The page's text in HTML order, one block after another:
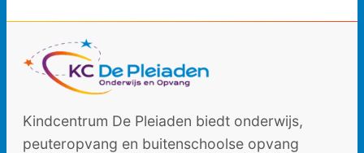
Kindcentrum De Pleiaden biedt onderwijs,
peuteropvang en buitenschoolse opvang
Werken
Contact